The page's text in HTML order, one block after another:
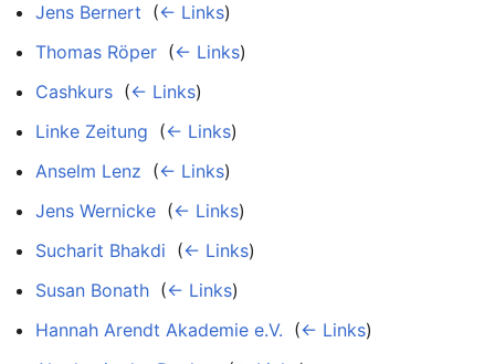
Jens Bernert (← Links)
Thomas Röper (← Links)
Cashkurs (← Links)
Linke Zeitung (← Links)
Anselm Lenz (← Links)
Jens Wernicke (← Links)
Sucharit Bhakdi (← Links)
Susan Bonath (← Links)
Hannah Arendt Akademie e.V. (← Links)